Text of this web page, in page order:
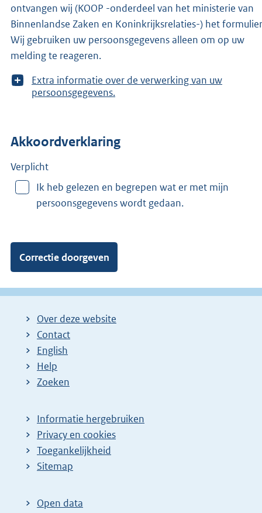
ontvangen wij (KOOP -onderdeel van het ministerie van
Binnenlandse Zaken en Koninkrijksrelaties-) het
Wij gebruiken uw persoonsgegevens alleen om op uw
melding te reageren.
T
o
e
r
n
Extra informatie over de verwerking van uw
persoonsgegevens.
Akkoordverklaring
Verplicht
Ik heb gelezen en begrepen wat er met mijn
persoonsgegevens wordt gedaan.
Over deze website
Contact
English
Help
Zoeken
Informatie hergebruiken
Privacy en cookies
Toegankelijkheid
Sitemap
Open data